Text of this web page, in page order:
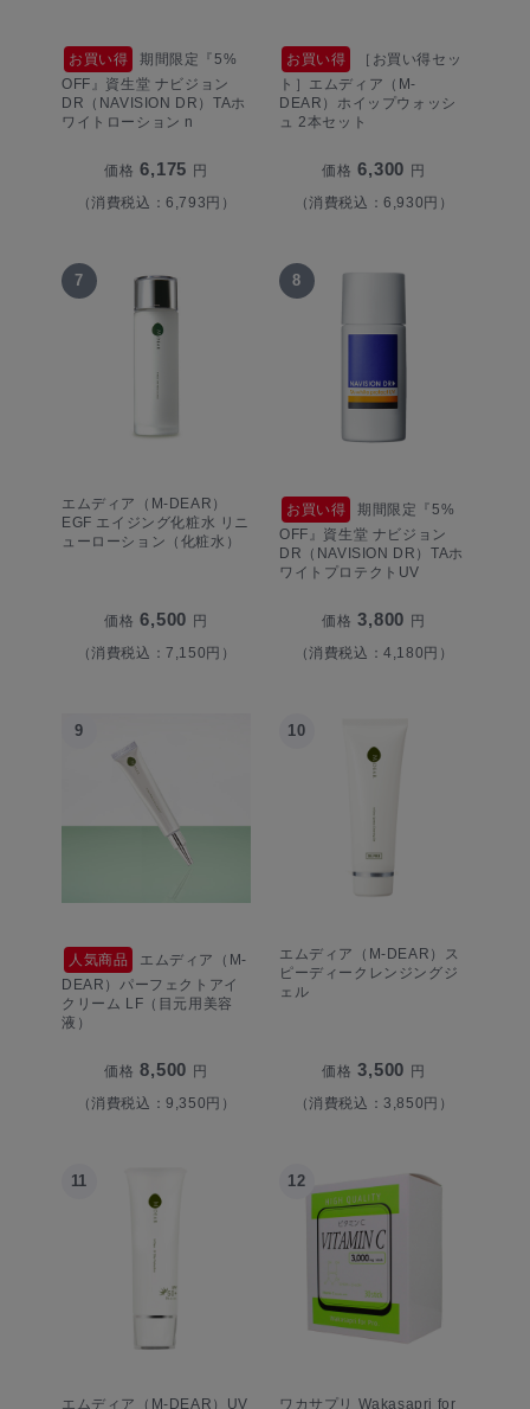
お買い得
期間限定『5%
OFF』資生堂 ナビジョン
DR（NAVISION DR）TAホ
ワイトローション n
価格 6,175 円
（消費税込：6,793円）
お買い得
［お買い得セッ
ト］エムディア（M-
DEAR）ホイップウォッシ
ュ 2本セット
価格 6,300 円
（消費税込：6,930円）
7
エムディア（M-DEAR）
EGF エイジング化粧水 リニ
ューローション（化粧水）
価格 6,500 円
（消費税込：7,150円）
8
お買い得
期間限定『5%
OFF』資生堂 ナビジョン
DR（NAVISION DR）TAホ
ワイトプロテクトUV
価格 3,800 円
（消費税込：4,180円）
9
人気商品
エムディア（M-
DEAR）パーフェクトアイ
クリーム LF（目元用美容
液）
価格 8,500 円
（消費税込：9,350円）
10
エムディア（M-DEAR）ス
ピーディークレンジングジ
ェル
価格 3,500 円
（消費税込：3,850円）
11
エムディア（M-DEAR）UV
12
ワカサプリ Wakasapri for